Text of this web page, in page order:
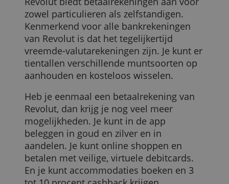
Schroders UK Public Private Trust
miljard dollarwaard zijn, oftewel 16
miljard euro (cijfer april 2023).
Het productaanbod
Revolut biedt betaalrekeningen aan voor
zowel particulieren als zelfstandigen.
Kenmerkend voor alle bankrekeningen
van Revolut is dat het tegelijkertijd
vreemde-valutarekeningen zijn. Je kunt
tientallen verschillende muntsoorten op
aanhouden en kosteloos wisselen.